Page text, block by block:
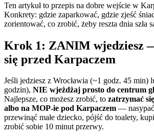
Ten artykuł to przepis na dobre wejście w
Konkrety: gdzie zaparkować, gdzie zjeść
zorientować, co zrobić, żeby reszta dnia szła
Krok 1: ZANIM wjedziesz
się przed Karpaczem
Jeśli jedziesz z Wrocławia (~1 godz. 45 min)
godzin), NIE wjeżdżaj prosto do centrum
Najlepsze, co możesz zrobić, to zatrzymać
albo na MOP-ie pod Karpaczem —
przewinąć małe dziecko, pójść do toalety,
zrobić sobie 10 minut przerwy.